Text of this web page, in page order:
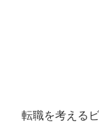
転職を考える